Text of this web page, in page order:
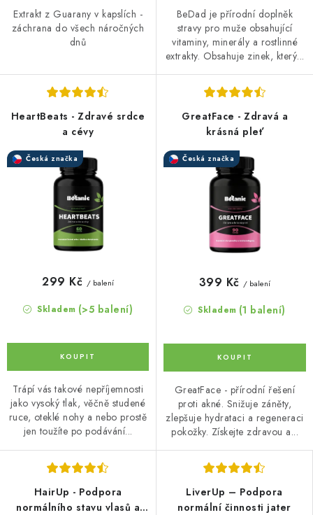
Extrakt z Guarany v kapslích -
záchrana do všech náročných
dnů
BeDad je přírodní doplněk
stravy pro muže obsahující
vitaminy, minerály a rostlinné
extrakty. Obsahuje zinek, který...
HeartBeats - Zdravé srdce
a cévy
Česká značka
Skladem (>5 balení)
299 Kč / balení
Trápí vás takové nepříjemnosti
jako vysoký tlak, věčně studené
ruce, oteklé nohy a nebo prostě
jen toužíte po podávání...
GreatFace - Zdravá a
krásná pleť
Česká značka
Skladem (1 balení)
399 Kč / balení
GreatFace - přírodní řešení
proti akné. Snižuje záněty,
zlepšuje hydrataci a regeneraci
pokožky. Získejte zdravou a...
HairUp - Podpora
normálního stavu vlasů a
LiverUp – Podpora
normální činnosti jater